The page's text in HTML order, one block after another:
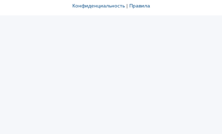
Конфиденциальность| Правила